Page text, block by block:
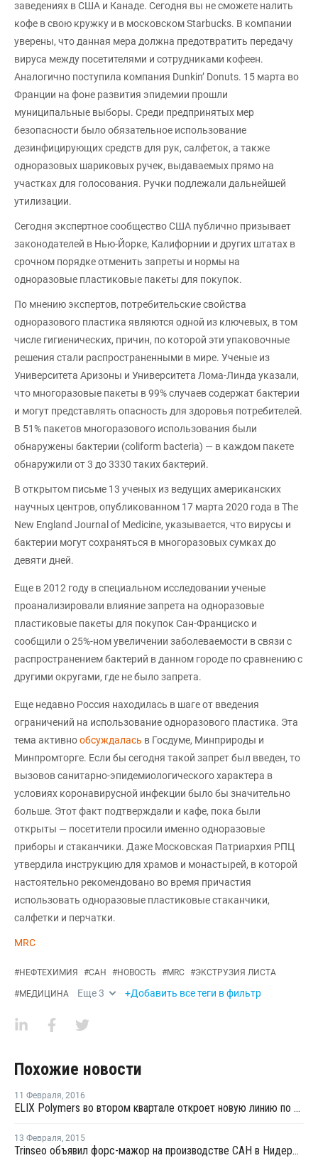
заведениях в США и Канаде. Сегодня вы не сможете налить
кофе в свою кружку и в московском Starbucks. В компании
уверены, что данная мера должна предотвратить передачу
вируса между посетителями и сотрудниками кофеен.
Аналогично поступила компания Dunkin’ Donuts. 15 марта во
Франции на фоне развития эпидемии прошли
муниципальные выборы. Среди предпринятых мер
безопасности было обязательное использование
дезинфицирующих средств для рук, салфеток, а также
одноразовых шариковых ручек, выдаваемых прямо на
участках для голосования. Ручки подлежали дальнейшей
утилизации.
Сегодня экспертное сообщество США публично призывает
законодателей в Нью-Йорке, Калифорнии и других штатах в
срочном порядке отменить запреты и нормы на
одноразовые пластиковые пакеты для покупок.
По мнению экспертов, потребительские свойства
одноразового пластика являются одной из ключевых, в том
числе гигиенических, причин, по которой эти упаковочные
решения стали распространенными в мире. Ученые из
Университета Аризоны и Университета Лома-Линда указали,
что многоразовые пакеты в 99% случаев содержат бактерии
и могут представлять опасность для здоровья потребителей.
В 51% пакетов многоразового использования были
обнаружены бактерии (coliform bacteria) — в каждом пакете
обнаружили от 3 до 3330 таких бактерий.
В открытом письме 13 ученых из ведущих американских
научных центров, опубликованном 17 марта 2020 года в The
New England Journal of Medicine, указывается, что вирусы и
бактерии могут сохраняться в многоразовых сумках до
девяти дней.
Еще в 2012 году в специальном исследовании ученые
проанализировали влияние запрета на одноразовые
пластиковые пакеты для покупок Сан-Франциско и
сообщили о 25%-ном увеличении заболеваемости в связи с
распространением бактерий в данном городе по сравнению с
другими округами, где не было запрета.
Еще недавно Россия находилась в шаге от введения
ограничений на использование одноразового пластика. Эта
тема активнообсуждалась в Госдуме, Минприроды и
Минпромторге. Если бы сегодня такой запрет был введен, то
вызовов санитарно-эпидемиологического характера в
условиях коронавирусной инфекции было бы значительно
больше. Этот факт подтверждали и кафе, пока были
открыты — посетители просили именно одноразовые
приборы и стаканчики. Даже Московская Патриархия РПЦ
утвердила инструкцию для храмов и монастырей, в которой
настоятельно рекомендовано во время причастия
использовать одноразовые пластиковые стаканчики,
салфетки и перчатки.
MRC
#НЕФТЕХИМИЯ #САН #НОВОСТЬ #MRC #ЭКСТРУЗИЯ ЛИСТА
#МЕДИЦИНА Еще3 +Добавить все теги в фильтр
Похожие новости
11 Февраля, 2016
ELIX Polymers во втором квартале откроет новую линию по производству АБС в Таррагоне
13 Февраля, 2015
Trinseo объявил форс-мажор на производстве САН в Нидерландах